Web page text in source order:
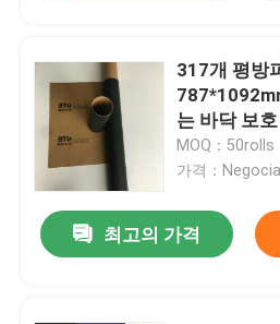
포장롤 용지
검은 코트지
착색된 페이퍼 롤
317개 평방
는 바닥 보
MOQ：50rolls
가격：
최고의 가격